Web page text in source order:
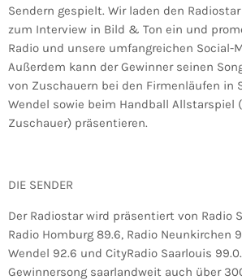
Sendern gespielt. Wir laden den
zum Interview in Bild & Ton ein und
Radio und unsere umfangreichen Social-
Außerdem kann der Gewinner seinen
von Zuschauern bei den Firmenläufen in
Wendel sowie beim Handball Allstarspiel
Zuschauer) präsentieren.
DIE SENDER
Der Radiostar wird präsentiert von Radio
Radio Homburg 89.6, Radio Neunkirchen
Wendel 92.6 und CityRadio Saarlouis
Gewinnersong saarlandweit auch über